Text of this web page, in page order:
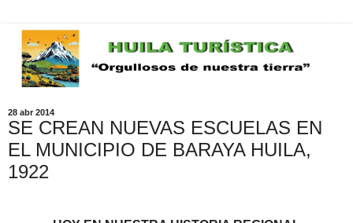
28 abr 2014
SE CREAN NUEVAS ESCUELAS EN
EL MUNICIPIO DE BARAYA HUILA,
1922